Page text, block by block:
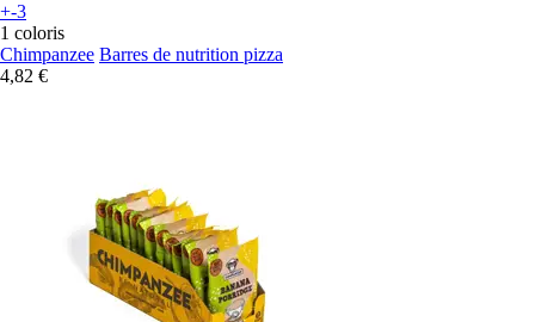
+-3
1 coloris
Chimpanzee Barres de nutrition pizza
4,82 €